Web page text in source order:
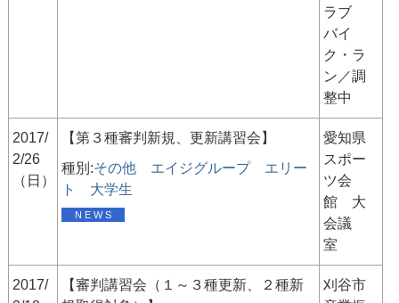
ラブ
バイ
ク・ラ
ン／調
整中
2017/
2/26
（日）
【第３種審判新規、更新講習会】
種別:その他 エイジグループ
エリー
ト
大学生
N E W S
愛知県
スポー
ツ会
館 大
会議
室
2017/
【審判講習会（１～３種更新、２種新
刈谷市